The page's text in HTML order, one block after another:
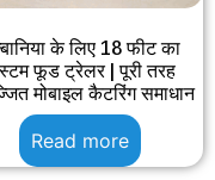
के लिए 18 फीट का
फूड ट्रेलर | पूरी तरह
मोबाइल कैटरिंग समाधान
Read more